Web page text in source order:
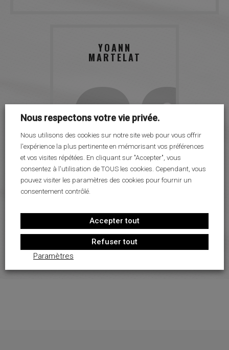
YOANN
MARTELAT
28
Nous respectons votre vie privée.
Nous utilisons des cookies sur notre site web pour vous offrir
l'expérience la plus pertinente en mémorisant vos préférences
et vos visites répétées. En cliquant sur "Accepter", vous
consentez à l'utilisation de TOUS les cookies. Cependant, vous
pouvez visiter les paramètres des cookies pour fournir un
consentement contrôlé.
Accepter tout
Refuser tout
Paramètres